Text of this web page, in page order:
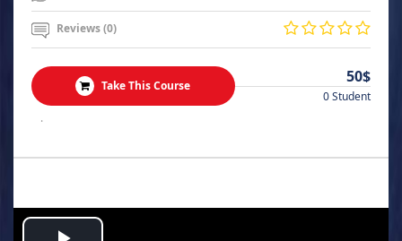
Reviews (0)
Take This Course 50$
0 Student
.